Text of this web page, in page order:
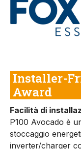
Installer-
Award
Facilità di
P100 Avocado è
stoccaggio
inverter/charger